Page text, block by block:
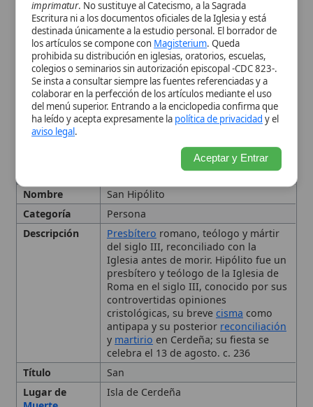
Nombre
San Hipólito
Categoría
Persona
Descripción
Presbíteroromano, teólogo y mártir
del siglo III, reconciliado con la
Iglesia antes de morir. Hipólito fue un
presbítero y teólogo de la Iglesia de
Roma en el siglo III, conocido por sus
controvertidas opiniones
cristológicas, su brevecismacomo
antipapa y su posteriorreconciliación
celebra el 13 de agosto. c. 236
Lugar de
Muerte
Isla de Cerdeña
Año
236
Contenido
Philosophumena;Tradición
Apostólica(fragmentos)
Conflicto con los papas Ceferino y
Calixto I, persecución bajo el
emperador Maximino, exilio a
Cerdeña yreconciliacióncon la
Iglesia.
Mártir
13 de agosto
Lugar de
Sepultura
Vía Tiburtina, Roma
Tipo Santo, Presbítero, Teólogo, Mártir,